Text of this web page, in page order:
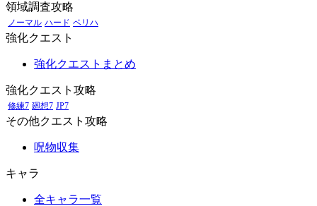
領域調査攻略
ノーマル ハード ベリハ
強化クエスト
強化クエストまとめ
強化クエスト攻略
修練7 廻想7 JP7
その他クエスト攻略
呪物収集
キャラ
全キャラ一覧